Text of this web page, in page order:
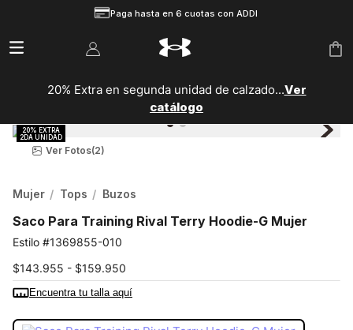
Paga hasta en 6 cuotas con ADDI
20% Extra en segunda unidad de calzado...Ver
catálogo
Ver Fotos(2)
Mujer Tops Buzos
Saco Para Training Rival Terry Hoodie-G Mujer
1369855-010
$143.955 - $159.950
Encuentra tu talla aquí